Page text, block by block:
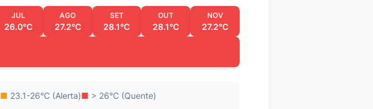
JUL
26.0°C
AGO
27.2°C
SET
28.1°C
OUT
28.1°C
NOV
27.2°C
■ 23.1-26°C (Alerta)■ > 26°C (Quente)